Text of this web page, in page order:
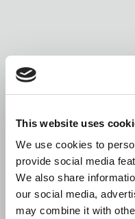
This website uses
We use cookies to
provide social media
We also share
our social media,
may combine it with